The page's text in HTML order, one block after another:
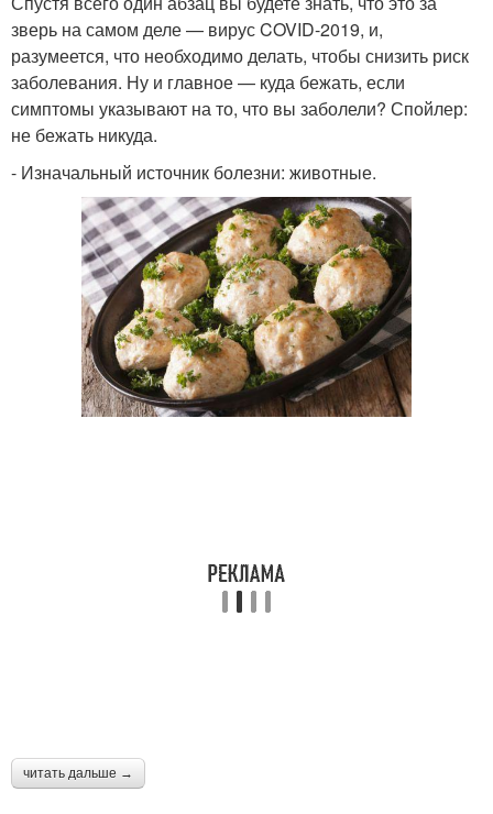
зверь на самом деле — вирус COVID-2019, и,
разумеется, что необходимо делать, чтобы снизить риск
заболевания. Ну и главное — куда бежать, если
симптомы указывают на то, что вы заболели? Спойлер:
не бежать никуда.
- Изначальный источник болезни: животные.
читать дальше →